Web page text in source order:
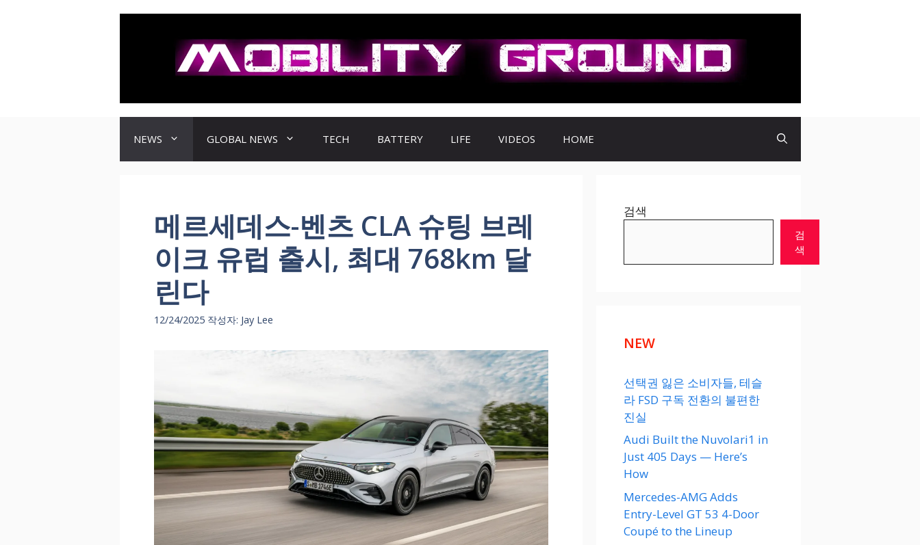
NEWS GLOBAL NEWS TECH BATTERY LIFE VIDEOS HOME
메르세데스-벤츠 CLA 슈팅 브레
이크 유럽 출시, 최대 768km 달
린다
12/24/2025 작성자: Jay Lee
검색
검
색
NEW
선택권 잃은 소비자들, 테슬
라 FSD 구독 전환의 불편한
진실
Audi Built the Nuvolari1 in
Just 405 Days — Here’s
How
Mercedes-AMG Adds
Entry-Level GT 53 4-Door
Coupé to the Lineup